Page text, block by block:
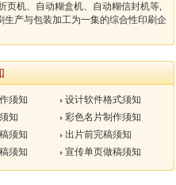
页机、自动糊盒机、自动糊信封机等,
生产与包装加工为一集的综合性印刷企
须知
设计软件格式须知
知
彩色名片制作须知
须知
出片前完稿须知
须知
宣传单页做稿须知